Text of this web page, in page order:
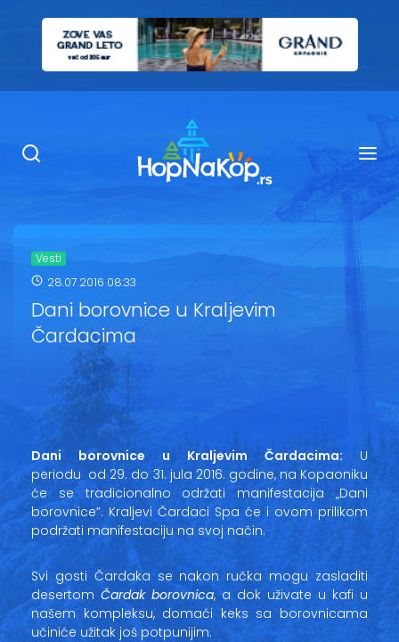
Ugostiteljstvo
Kop Info
Oglasi
Galerija
Copyright© 2020
Vesti
28.07.2016 08:33
Dani borovnice u Kraljevim
Čardacima
Dani borovnice u Kraljevim Čardacima: U
periodu od 29. do 31. jula 2016. godine, na Kopaoniku
će se tradicionalno održati manifestacija „Dani
borovnice”. Kraljevi Čardaci Spa će i ovom prilikom
podržati manifestaciju na svoj način.
Svi gosti Čardaka se nakon ručka mogu zasladiti
desertom Čardak borovnica, a dok uživate u kafi u
našem kompleksu, domaći keks sa borovnicama
učiniće užitak još potpunijim.